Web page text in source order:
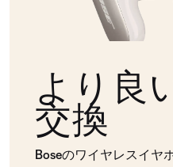
より良
交換
Boseのワイヤレスイヤ